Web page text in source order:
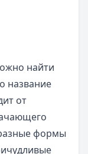
найти
название
от
формы